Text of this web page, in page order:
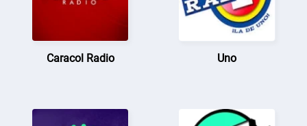
Caracol Radio Uno